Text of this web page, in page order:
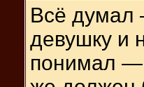
Всё думал
девушку и
понимал —